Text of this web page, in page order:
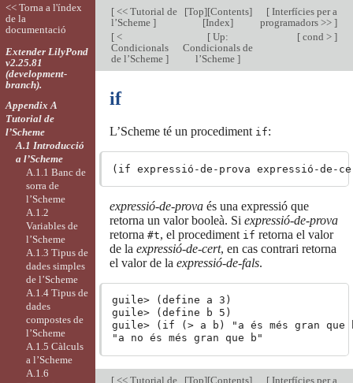
[<< Tutorial de
l’Scheme ]
[Top][Contents]
[Index]
[Interfícies per a
programadors >> ]
[<
Condicionals
de l’Scheme ]
[ Up:
Condicionals de
l’Scheme]
[cond > ]
if
L’Scheme té un procediment if:
expressió-de-provaés una expressió que
retorna un valor booleà. Si expressió-de-prova
retorna #t, el procediment if retorna el valor
de la expressió-de-cert, en cas contrari retorna
el valor de la expressió-de-fals.
guile> (define a 3)
guile> (define b 5)
guile> (if (> a b) "a és més gran que
[<< Tutorial de
[Top][Contents]
[Interfícies per a
<< Torna a l'índex
de la
documentació
Extender LilyPond
v2.25.81
(development-
branch).
Appendix A
Tutorial de
l’Scheme
A.1 Introducció
a l’Scheme
A.1.1 Banc de
sorra de
l’Scheme
A.1.2
Variables de
l’Scheme
A.1.3 Tipus de
dades simples
de l’Scheme
A.1.4 Tipus de
dades
compostes de
l’Scheme
A.1.5 Càlculs
a l’Scheme
A.1.6